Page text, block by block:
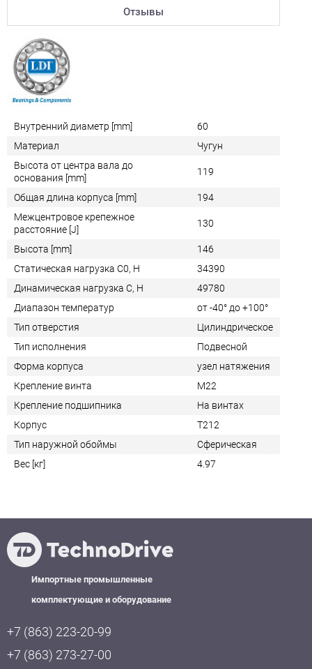
Отзывы
Внутренний диаметр [mm]
60
Материал
Чугун
Высота от центра вала до
основания [mm]
119
Общая длина корпуса [mm]
194
Межцентровое крепежное
расстояние [J]
130
Высота [mm]
146
Статическая нагрузка C0, Н
34390
Динамическая нагрузка C, Н
49780
Диапазон температур
от -40° до +100°
Тип отверстия
Цилиндрическое
Тип исполнения
Подвесной
Форма корпуса
узел натяжения
Крепление винта
M22
Крепление подшипника
На винтах
Корпус
T212
Тип наружной обоймы
Сферическая
Вес [кг]
4.97
Импортные промышленные
комплектующие и оборудование
+7 (863) 223-20-99
+7 (863) 273-27-00